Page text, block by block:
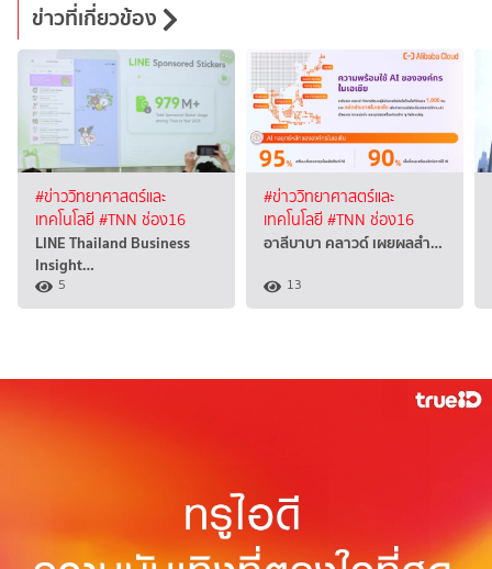
ข่าวที่เกี่ยวข้อง
#ข่าววิทยาศาสตร์และ
เทคโนโลยี#TNN ช่อง16
LINE Thailand Business
Insight…
5
#ข่าววิทยาศาสตร์และ
เทคโนโลยี#TNN ช่อง16
อาลีบาบา คลาวด์ เผยผลสำ…
13